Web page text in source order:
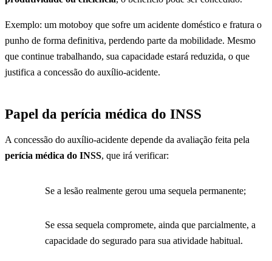
Exemplo: um motoboy que sofre um acidente doméstico e fratura o
punho de forma definitiva, perdendo parte da mobilidade. Mesmo
que continue trabalhando, sua capacidade estará reduzida, o que
justifica a concessão do auxílio-acidente.
Papel da perícia médica do INSS
A concessão do auxílio-acidente depende da avaliação feita pela
perícia médica do INSS, que irá verificar:
Se a lesão realmente gerou uma sequela permanente;
Se essa sequela compromete, ainda que parcialmente, a
capacidade do segurado para sua atividade habitual.